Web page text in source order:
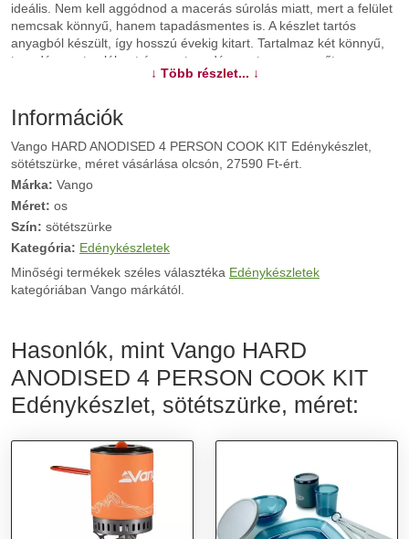
ideális. Nem kell aggódnod a macerás súrolás miatt, mert a felület
nemcsak könnyű, hanem tapadásmentes is. A készlet tartós
anyagból készült, így hosszú évekig kitart. Tartalmaz két könnyű,
tapadásmentes lábast és egy tapadásmentes serpenyőt
kényelmes, hőálló fogantyúval. Az egész készlet a könnyű szállítás
szállítótáskát.
További információk>>
↓ Több részlet... ↓
Információk
Vango HARD ANODISED 4 PERSON COOK KIT Edénykészlet,
sötétszürke, méret vásárlása olcsón, 27590 Ft-ért.
Márka: Vango
Méret: os
Szín: sötétszürke
Kategória: Edénykészletek
Minőségi termékek széles választéka Edénykészletek
kategóriában Vango márkától.
Hasonlók, mint Vango HARD
ANODISED 4 PERSON COOK KIT
Edénykészlet, sötétszürke, méret: